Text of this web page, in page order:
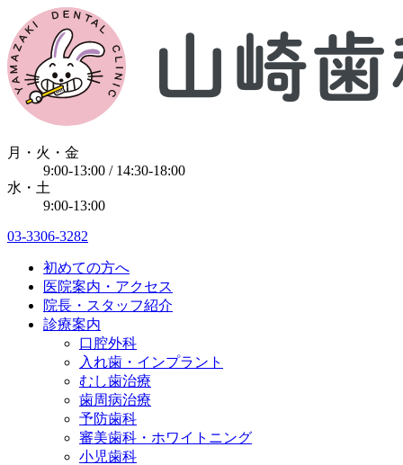
月・火・金
9:00-13:00 / 14:30-18:00
水・土
9:00-13:00
03-3306-3282
初めての方へ
医院案内・アクセス
院長・スタッフ紹介
診療案内
口腔外科
入れ歯・インプラント
むし歯治療
歯周病治療
予防歯科
審美歯科・ホワイトニング
小児歯科